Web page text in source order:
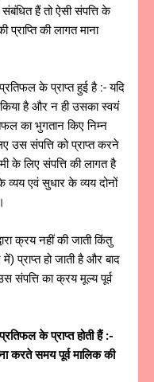
हैं तो ऐसी संपत्ति के
की लागत माना
प्रतिफल के प्राप्त हुई है :- यदि
है और न ही उसका स्वयं
का भुगतान किए निम्न
उस संपत्ति को प्राप्त करने
के लिए संपत्ति की लागत है
के व्यय एवं सुधार के व्यय दोनों
क्रय नहीं की जाती किंतु
प्राप्त हो जाती है और बाद
संपत्ति का क्रय मूल्य पूर्व
के प्राप्त होती हैं :-
करते समय पूर्व मालिक की